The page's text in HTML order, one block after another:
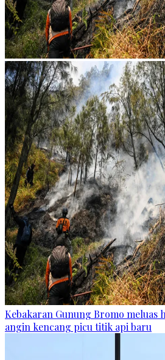
Kebakaran Gunung Bromo meluas
angin kencang picu titik api baru